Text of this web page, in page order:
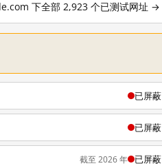
下全部 2,923 个已测试网址 →
已屏蔽
已屏蔽
截至 2026 年 已屏蔽